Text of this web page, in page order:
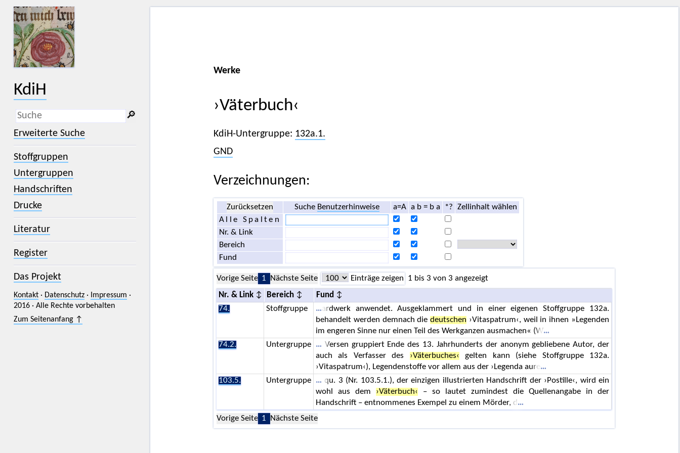
KdiH
_
(der Unterstrich) ist Platzhalter für
genau ein Zeichen.
% (das Prozentzeichen) ist Platzhalter
für kein, ein oder mehr als ein
🔎︎
Erweiterte Suche
Stoffgruppen
Untergruppen
Handschriften
Drucke
Literatur
Register
Das Projekt
Kontakt· Datenschutz· Impressum ·
2016 · Alle Rechte vorbehalten
Zum Seitenanfang ↑
Werke
›Väterbuch‹
KdiH-Untergruppe: 132a.1.
GND
Verzeichnungen:
Zurücksetzen Suche Benutzerhinweise a=A a b = b a *?
Zellinhalt wählen
Alle Spalten
Nr. & Link
Bereich
Fund
Vorige Seite 1 Nächste Seite Einträge zeigen 1 bis 3 von 3 angezeigt
Nr. & Link Bereich
Fund
74.
Stoffgruppe
ardwerk anwendet. Ausgeklammert und in einer eigenen Stoffgruppe 132a.
behandelt werden demnach diedeutschen ›Vitaspatrum‹, weil in ihnen »Legenden
im engeren Sinne nur einen Teil des Werkganzen ausmachen« (W
74.2.
Untergruppe
Versen gruppiert Ende des 13. Jahrhunderts der anonym gebliebene Autor, der
auch als Verfasser des ›Väterbuches‹
gelten kann (siehe Stoffgruppe 132a.
›Vitaspatrum‹), Legendenstoffe vor allem aus der ›Legenda aure
103.5.
Untergruppe
qu. 3 (Nr. 103.5.1.), der einzigen illustrierten Handschrift der ›Postille‹, wird ein
wohl aus dem ›Väterbuch‹
– so lautet zumindest die Quellenangabe in der
Handschrift – entnommenes Exempel zu einem Mörder, d
Vorige Seite 1 Nächste Seite